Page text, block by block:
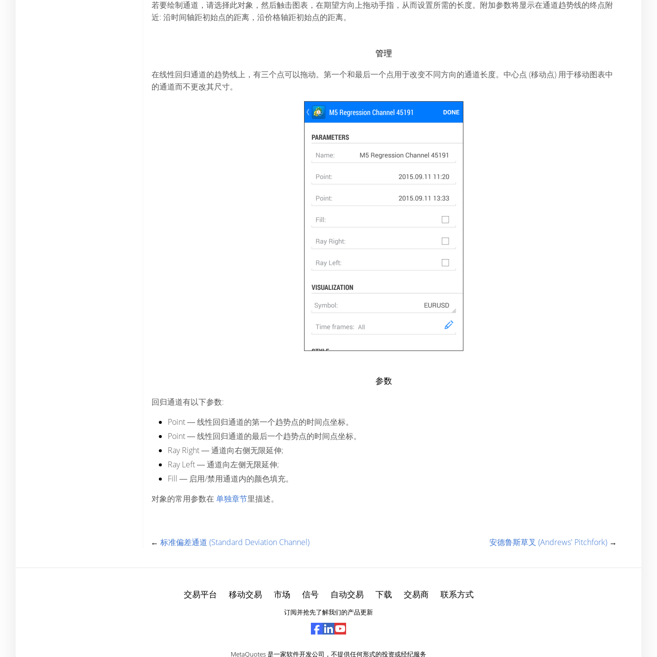
若要绘制通道，请选择此对象，然后触击图表，在期望方向上拖动手指，从而设置所需的长度。附加参数将显示在通道趋势线的终点附
近: 沿时间轴距初始点的距离，沿价格轴距初始点的距离。
管理
在线性回归通道的趋势线上，有三个点可以拖动。第一个和最后一个点用于改变不同方向的通道长度。中心点 (移动点) 用于移动图表中
的通道而不更改其尺寸。
参数
回归通道有以下参数:
Point― 线性回归通道的第一个趋势点的时间点坐标。
Point― 线性回归通道的最后一个趋势点的时间点坐标。
Ray Right― 通道向右侧无限延伸;
Ray Left― 通道向左侧无限延伸;
Fill ― 启用/禁用通道内的颜色填充。
对象的常用参数在 单独章节里描述。
← 标准偏差通道 (Standard Deviation Channel) 安德鲁斯草叉 (Andrews' Pitchfork) →
交易平台 移动交易 市场 信号 自动交易 下载 交易商 联系方式
订阅并抢先了解我们的产品更新
MetaQuotes 是一家软件开发公司，不提供任何形式的投资或经纪服务